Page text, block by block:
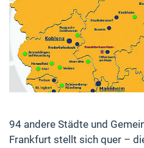
94 andere Städte und
Frankfurt stellt sich quer –